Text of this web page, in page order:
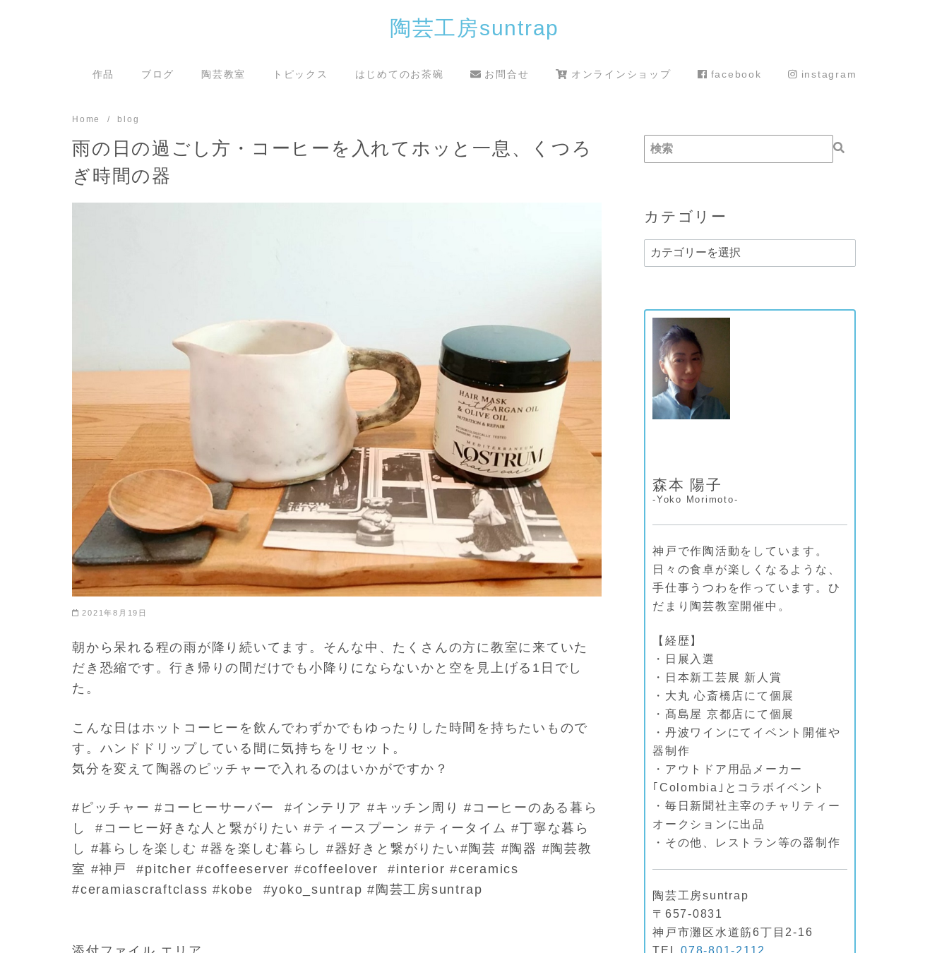
陶芸工房suntrap
作品 ブログ 陶芸教室 トピックス はじめてのお茶碗 お問合せ オンラインショップ facebook instagram
Home blog
雨の日の過ごし方・コーヒーを入れてホッと一息、くつろ
ぎ時間の器
2021年8月19日
朝から呆れる程の雨が降り続いてます。そんな中、たくさんの方に教室に来ていた
だき恐縮です。行き帰りの間だけでも小降りになら ないかと空を見上げる1日でし
た。
こんな日はホットコーヒーを飲んでわずかでもゆったりした時間を 持ちたいもので
す。ハンドドリップしている間に気持ちをリセット 。
気分を変えて陶器のピッチャーで入れるのはいかがですか？
#ピッチャー #コーヒーサーバー #インテリア #キッチン周り #コーヒーのある暮ら
し #コーヒー好きな人と繋がりたい #ティースプーン #ティータイム #丁寧な暮ら
し #暮らしを楽しむ #器を楽しむ暮らし #器好きと繋がりたい#陶芸 #陶器 #陶芸教
室 #神戸 #pitcher #coffeeserver #coffeelover #interior #ceramics
#ceramiascraftclass #kobe #yoko_suntrap #陶芸工房suntrap
カテゴリー
カ
テ
ー
森本 陽子
-Yoko Morimoto-
神戸で作陶活動をしています。
日々の食卓が楽しくなるような、
手仕事うつわを作っています。ひ
だまり陶芸教室開催中。
【経歴】
・日展入選
・日本新工芸展 新人賞
・大丸 心斎橋店にて個展
・髙島屋 京都店にて個展
・丹波ワインにてイベント開催や
器制作
・アウトドア用品メーカー
｢Colombia｣とコラボイベント
・毎日新聞社主宰のチャリティー
オークションに出品
・その他、レストラン等の器制作
陶芸工房suntrap
〒657-0831
神戸市灘区水道筋6丁目2-16
TEL078-801-2112